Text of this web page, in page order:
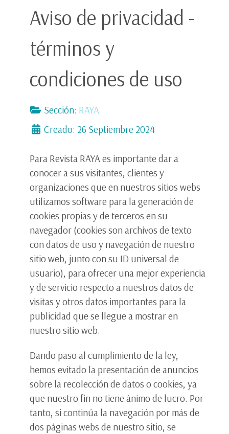
Aviso de privacidad -
términos y
condiciones de uso
Sección: RAYA
Creado: 26 Septiembre 2024
Para Revista RAYA es importante dar a
conocer a sus visitantes, clientes y
organizaciones que en nuestros sitios webs
utilizamos software para la generación de
cookies propias y de terceros en su
navegador (cookies son archivos de texto
con datos de uso y navegación de nuestro
sitio web, junto con su ID universal de
usuario), para ofrecer una mejor experiencia
y de servicio respecto a nuestros datos de
visitas y otros datos importantes para la
publicidad que se llegue a mostrar en
nuestro sitio web.
Dando paso al cumplimiento de la ley,
hemos evitado la presentación de anuncios
sobre la recolección de datos o cookies, ya
que nuestro fin no tiene ánimo de lucro. Por
tanto, si continúa la navegación por más de
dos páginas webs de nuestro sitio, se